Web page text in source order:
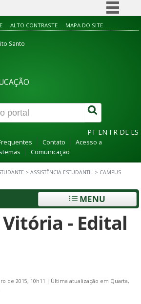
Simplifique!
Canais
ALTO CONTRASTE MAPA DO SITE
Santo
PT EN FR DE ES
Contato
Acesso a
Comunicação
> ASSISTÊNCIA ESTUDANTIL > CAMPUS
MENU
- Edital
de 2015, 10h11 | Última atualização em Quarta,